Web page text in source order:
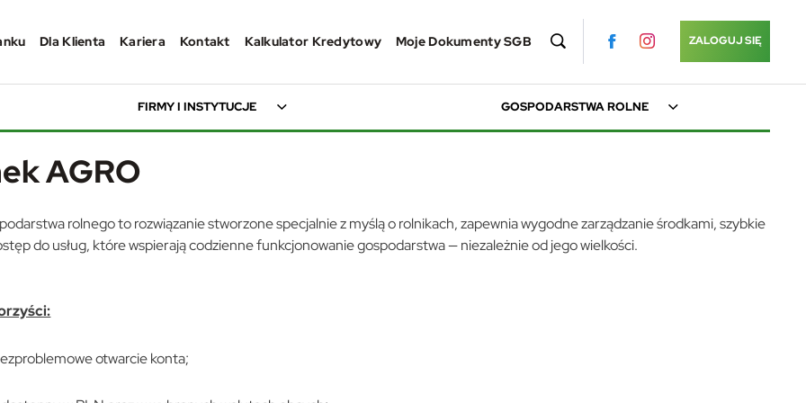
Dla Klienta Kariera Kontakt Kalkulator Kredytowy Moje Dokumenty SGB
FIRMY I INSTYTUCJE GOSPODARSTWA ROLNE
ZALOGUJ SIĘ
AGRO
rolnego to rozwiązanie stworzone specjalnie z myślą o rolnikach, zapewnia wygodne zarządzanie środkami, szybkie
do usług, które wspierają codzienne funkcjonowanie gospodarstwa — niezależnie od jego wielkości.
otwarcie konta;